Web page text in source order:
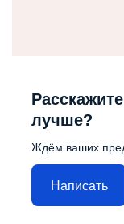
лучше?
Ждём ваших
Написать